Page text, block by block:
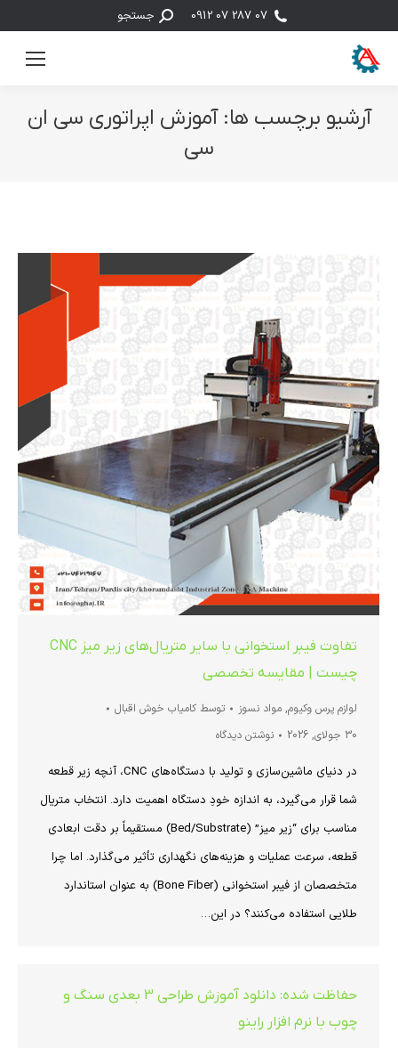
07 287 07 0912 جستجو:جستجو
آرشیو برچسب ها:آموزش اپراتوری سی ان
سی
تفاوت فیبر استخوانی با سایر متریال‌های زیر میز CNC
چیست | مقایسه تخصصی
لوازم پرس وکیوم, مواد نسوز توسط کامیاب خوش اقبال
30 جولای, 2026
نوشتن دیدگاه
در دنیای ماشین‌سازی و تولید با دستگاه‌های CNC، آنچه زیر قطعه
شما قرار می‌گیرد، به اندازه خودِ دستگاه اهمیت دارد. انتخاب متریال
مناسب برای “زیر میز” (Bed/Substrate) مستقیماً بر دقت ابعادی
قطعه، سرعت عملیات و هزینه‌های نگهداری تأثیر می‌گذارد. اما چرا
متخصصان از فیبر استخوانی (Bone Fiber) به عنوان استاندارد
طلایی استفاده می‌کنند؟ در این…
حفاظت شده: دانلود آموزش طراحی 3 بعدی سنگ و
چوب با نرم افزار راینو